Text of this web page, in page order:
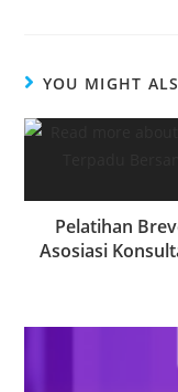
YOU MIGHT
Pelatihan
Asosiasi